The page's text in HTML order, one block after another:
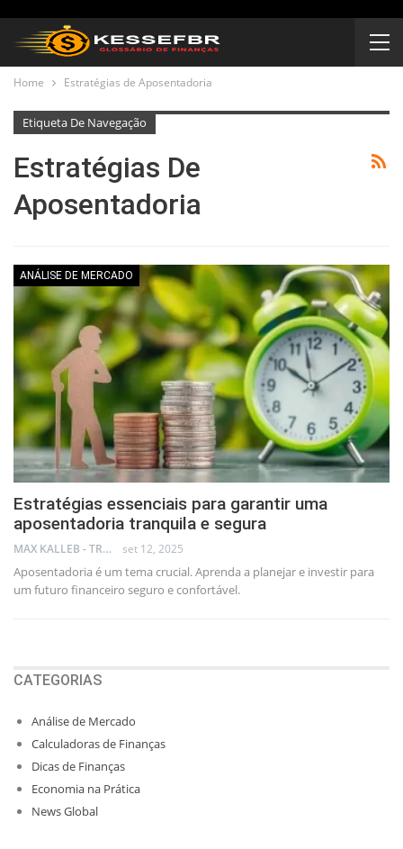
Home Estratégias de Aposentadoria
Etiqueta De Navegação
Estratégias De
Aposentadoria
ANÁLISE DE MERCADO
Estratégias essenciais para garantir uma
aposentadoria tranquila e segura
MAX KALLEB - TRADER set 12, 2025
Aposentadoria é um tema crucial. Aprenda a planejar e investir para
um futuro financeiro seguro e confortável.
CATEGORIAS
Análise de Mercado
Calculadoras de Finanças
Dicas de Finanças
Economia na Prática
News Global